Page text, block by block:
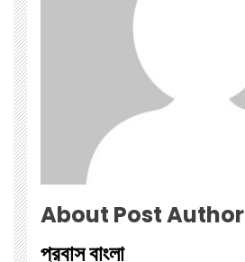
About Post Author
প্রবাস বাংলা